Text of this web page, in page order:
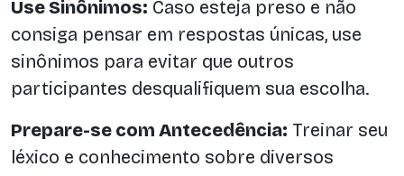
Use Sinônimos: Caso esteja preso e não
consiga pensar em respostas únicas, use
sinônimos para evitar que outros
participantes desqualifiquem sua escolha.
Prepare-se com Antecedência: Treinar seu
léxico e conhecimento sobre diversos